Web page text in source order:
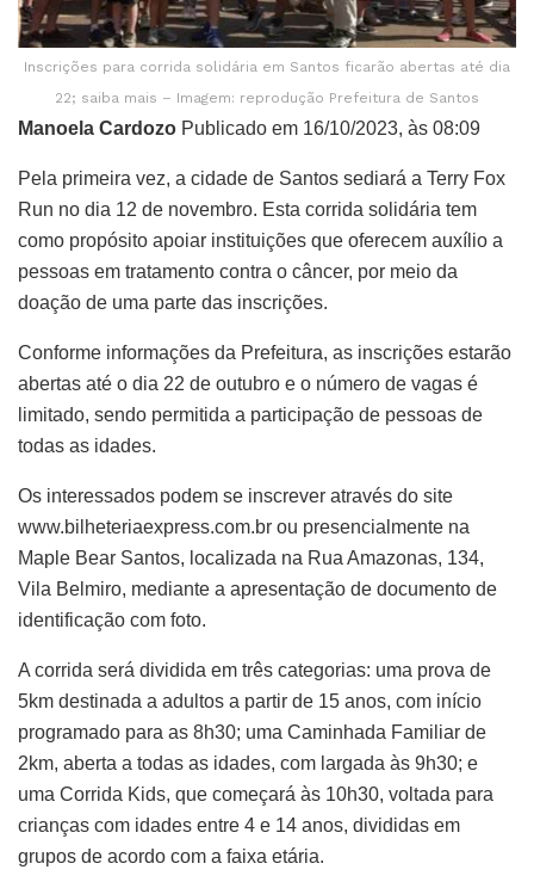
Inscrições para corrida solidária em Santos ficarão abertas até dia
22; saiba mais – Imagem: reprodução Prefeitura de Santos
Manoela Cardozo Publicado em 16/10/2023, às 08:09
Pela primeira vez, a cidade de Santos sediará a Terry Fox
Run no dia 12 de novembro. Esta corrida solidária tem
como propósito apoiar instituições que oferecem auxílio a
pessoas em tratamento contra o câncer, por meio da
doação de uma parte das inscrições.
Conforme informações da Prefeitura, as inscrições estarão
abertas até o dia 22 de outubro e o número de vagas é
limitado, sendo permitida a participação de pessoas de
todas as idades.
Os interessados podem se inscrever através do site
www.bilheteriaexpress.com.br ou presencialmente na
Maple Bear Santos, localizada na Rua Amazonas, 134,
Vila Belmiro, mediante a apresentação de documento de
identificação com foto.
A corrida será dividida em três categorias: uma prova de
5km destinada a adultos a partir de 15 anos, com início
programado para as 8h30; uma Caminhada Familiar de
2km, aberta a todas as idades, com largada às 9h30; e
uma Corrida Kids, que começará às 10h30, voltada para
crianças com idades entre 4 e 14 anos, divididas em
grupos de acordo com a faixa etária.